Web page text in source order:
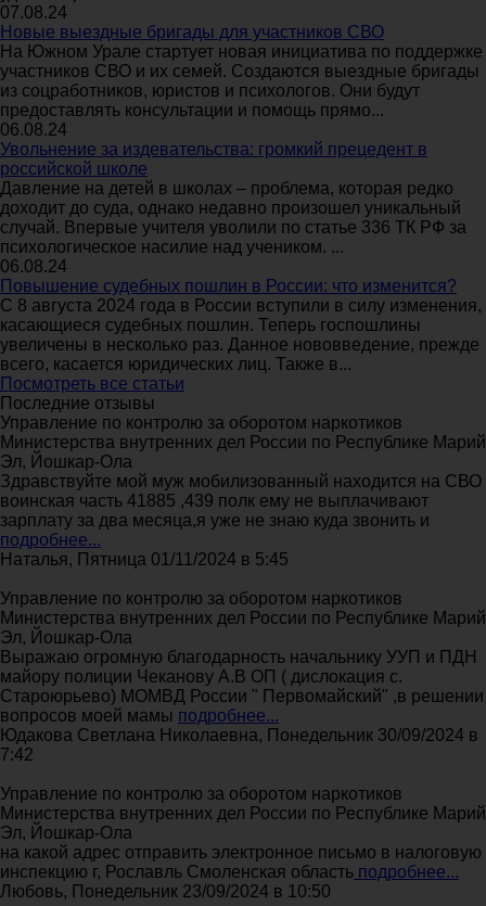
07.08.24
Новые выездные бригады для участников СВО
На Южном Урале стартует новая инициатива по поддержке
участников СВО и их семей. Создаются выездные бригады
из соцработников, юристов и психологов. Они будут
предоставлять консультации и помощь прямо...
06.08.24
Увольнение за издевательства: громкий прецедент в
российской школе
Давление на детей в школах – проблема, которая редко
доходит до суда, однако недавно произошел уникальный
случай. Впервые учителя уволили по статье 336 ТК РФ за
психологическое насилие над учеником. ...
06.08.24
Повышение судебных пошлин в России: что изменится?
С 8 августа 2024 года в России вступили в силу изменения,
касающиеся судебных пошлин. Теперь госпошлины
увеличены в несколько раз. Данное нововведение, прежде
всего, касается юридических лиц. Также в...
Посмотреть все статьи
Последние отзывы
Управление по контролю за оборотом наркотиков
Министерства внутренних дел России по Республике Марий
Эл, Йошкар-Ола
Здравствуйте мой муж мобилизованный находится на СВО
воинская часть 41885 ,439 полк ему не выплачивают
зарплату за два месяца,я уже не знаю куда звонить и
подробнее...
Наталья, Пятница 01/11/2024 в 5:45
Управление по контролю за оборотом наркотиков
Министерства внутренних дел России по Республике Марий
Эл, Йошкар-Ола
Выражаю огромную благодарность начальнику УУП и ПДН
майору полиции Чеканову А.В ОП ( дислокация с.
Староюрьево) МОМВД России " Первомайский" ,в решении
вопросов моей мамы подробнее...
Юдакова Светлана Николаевна, Понедельник 30/09/2024 в
7:42
Управление по контролю за оборотом наркотиков
Министерства внутренних дел России по Республике Марий
Эл, Йошкар-Ола
на какой адрес отправить электронное письмо в налоговую
инспекцию г, Рославль Смоленская область подробнее...
Любовь, Понедельник 23/09/2024 в 10:50